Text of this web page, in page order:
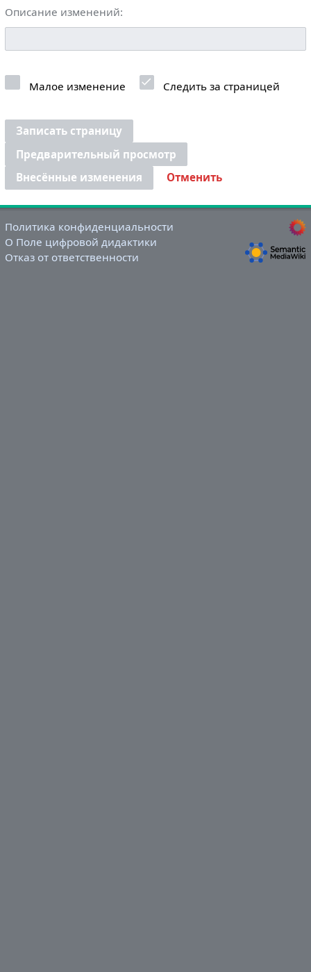
Описание изменений:
Малое изменение Следить за страницей
Записать страницу
Предварительный просмотр
Внесённые изменения
Отменить
Политика конфиденциальности
О Поле цифровой дидактики
Отказ от ответственности